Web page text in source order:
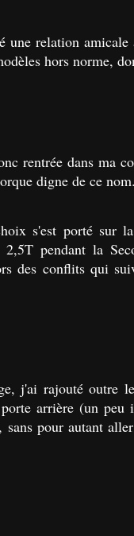
une relation
hors norme,
rentrée dans ma
digne de ce
s'est porté sur
pendant la
des conflits qui
j'ai rajouté outre
arrière (un peu
pour autant